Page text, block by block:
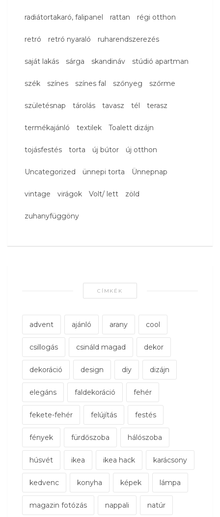
radiátortakaró, falipanel rattan régi otthon
retró retró nyaraló ruharendszerezés
saját lakás sárga skandináv stúdió apartman
szék színes színes fal szőnyeg szőrme
születésnap tárolás tavasz tél terasz
termékajánló textilek Toalett dizájn
tojásfestés torta új bútor új otthon
Uncategorized ünnepi torta Ünnepnap
vintage virágok Volt/ lett zöld
zuhanyfüggöny
CÍMKÉK
advent ajánló arany cool
csillogás csináld magad dekor
dekoráció design diy dizájn
elegáns faldekoráció fehér
fekete-fehér felújítás festés
fények fürdőszoba hálószoba
húsvét ikea ikea hack karácsony
kedvenc konyha képek lámpa
magazin fotózás nappali natúr